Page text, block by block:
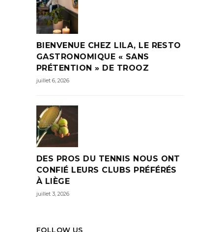
BIENVENUE CHEZ LILA, LE RESTO
GASTRONOMIQUE « SANS
PRÉTENTION » DE TROOZ
juillet 6, 2026
DES PROS DU TENNIS NOUS ONT
CONFIÉ LEURS CLUBS PRÉFÉRÉS
À LIÈGE
juillet 3, 2026
FOLLOW US